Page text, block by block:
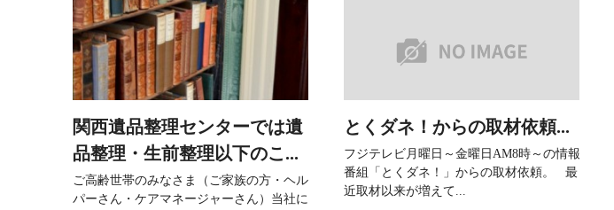
関西遺品整理センターでは遺
品整理・生前整理以下のこ...
ご高齢世帯のみなさま（ご家族の方・ヘル
パーさん・ケアマネージャーさん）当社に
とくダネ！からの取材依頼...
フジテレビ月曜日～金曜日AM8時～の情報
番組「とくダネ！」からの取材依頼。 最
近取材以来が増えて...